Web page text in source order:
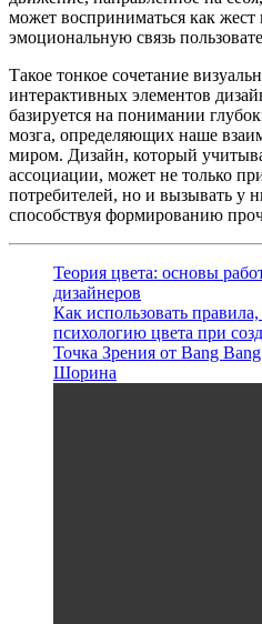
может восприниматься как жест
эмоциональную связь
Такое тонкое сочетание
интерактивных элементов
базируется на понимании
мозга, определяющих наше
миром. Дизайн, который
ассоциации, может не только
потребителей, но и вызывать у
способствуя формированию
Теория цвета: основы
дизайнеров
Как использовать
психологию цвета при
Точка Зрения от Bang
Шорина